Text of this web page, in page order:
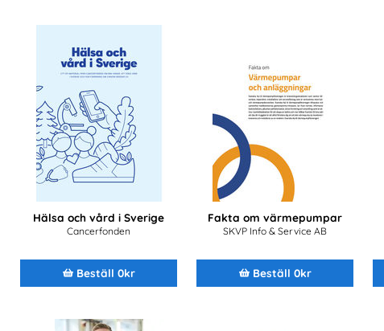
Hälsa och vård i Sverige
Cancerfonden
Beställ 0kr
Fakta om värmepumpar
SKVP Info & Service AB
Beställ 0kr